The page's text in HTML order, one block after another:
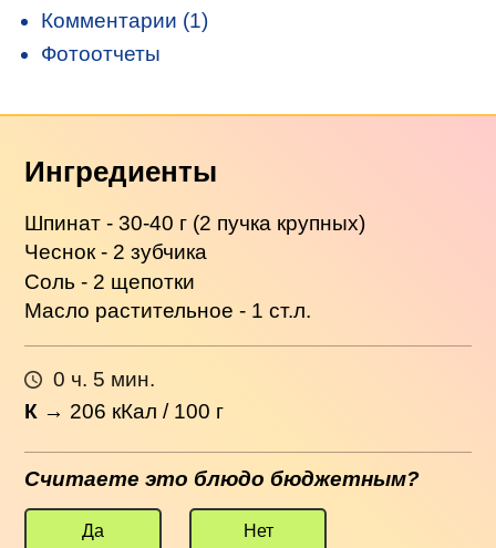
Комментарии (1)
Фотоотчеты
Ингредиенты
Шпинат - 30-40 г (2 пучка крупных)
Чеснок - 2 зубчика
Соль - 2 щепотки
Масло растительное - 1 ст.л.
0 ч. 5 мин.
К → 206 кКал / 100 г
Считаете это блюдо бюджетным?
Да Нет